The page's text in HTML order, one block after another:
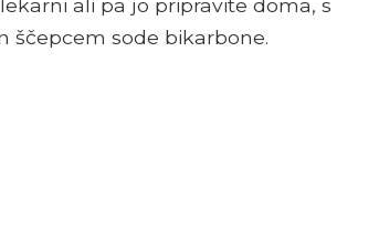
ščepcem sode bikarbone.